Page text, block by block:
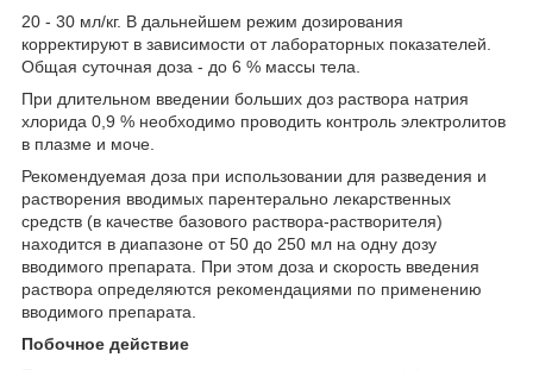
20 - 30 мл/кг. В дальнейшем режим дозирования
корректируют в зависимости от лабораторных показателей.
Общая суточная доза - до 6 % массы тела.
При длительном введении больших доз раствора натрия
хлорида 0,9 % необходимо проводить контроль электролитов
в плазме и моче.
Рекомендуемая доза при использовании для разведения и
растворения вводимых парентерально лекарственных
средств (в качестве базового раствора-растворителя)
находится в диапазоне от 50 до 250 мл на одну дозу
вводимого препарата. При этом доза и скорость введения
раствора определяются рекомендациями по применению
вводимого препарата.
Побочное действие